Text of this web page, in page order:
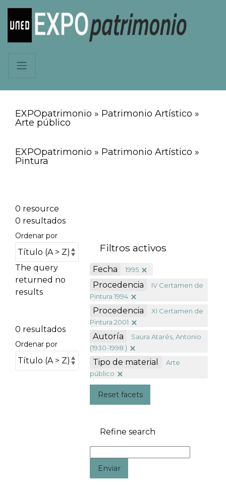
EXPOpatrimonio » Patrimonio Artístico »
Arte público
EXPOpatrimonio » Patrimonio Artístico »
Pintura
0 resource
0 resultados
Ordenar por
The query
returned no
results
0 resultados
Ordenar por
Filtros activos
Fecha 1995
Procedencia
IV Certamen de
Pintura 1994
Procedencia
XI Certamen de
Pintura 2001
Autoría
Saura Atarés, Antonio
(1930-1998 )
Tipo de material
Arte
público
Reset facets
Refine search
Enviar